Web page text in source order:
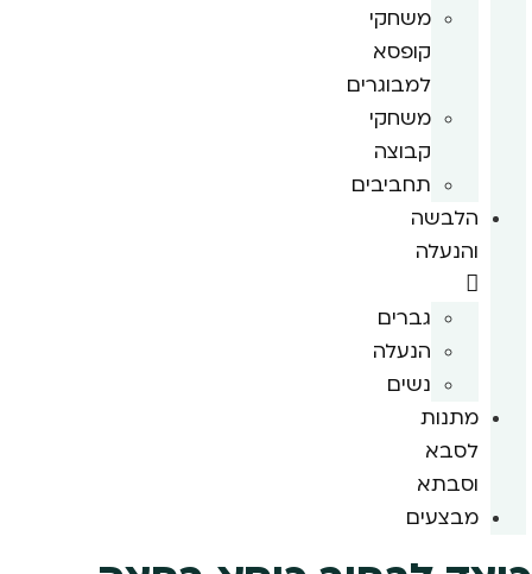
משחקי
קופסא
למבוגרים
משחקי
קבוצה
תחביבים
הלבשה
והנעלה
גברים
הנעלה
נשים
מתנות
לסבא
וסבתא
מבצעים